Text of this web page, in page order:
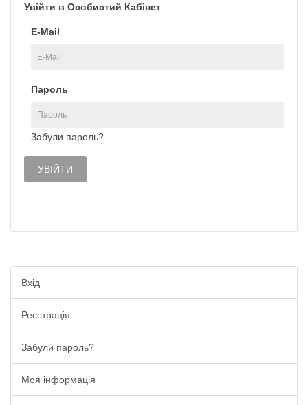
Увійти в Особистий Кабінет
E-Mail
Пароль
Забули пароль?
Вхід
Реєстрація
Забули пароль?
Моя інформація